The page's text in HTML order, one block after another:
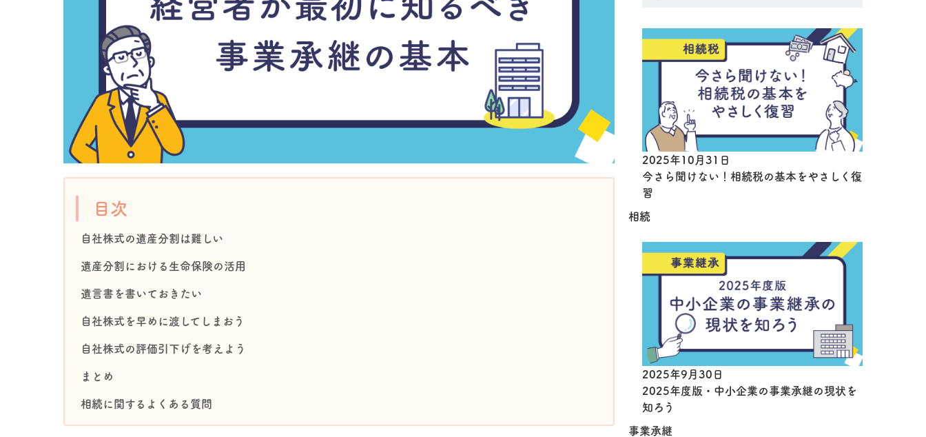
目次
自社株式の遺産分割は難しい
遺産分割における生命保険の活用
遺言書を書いておきたい
自社株式を早めに渡してしまおう
自社株式の評価引下げを考えよう
まとめ
相続に関するよくある質問
2025年10月31日
今さら聞けない！相続税の基本をやさしく復
習
相続
2025年9月30日
2025年度版・中小企業の事業承継の現状を
知ろう
事業承継